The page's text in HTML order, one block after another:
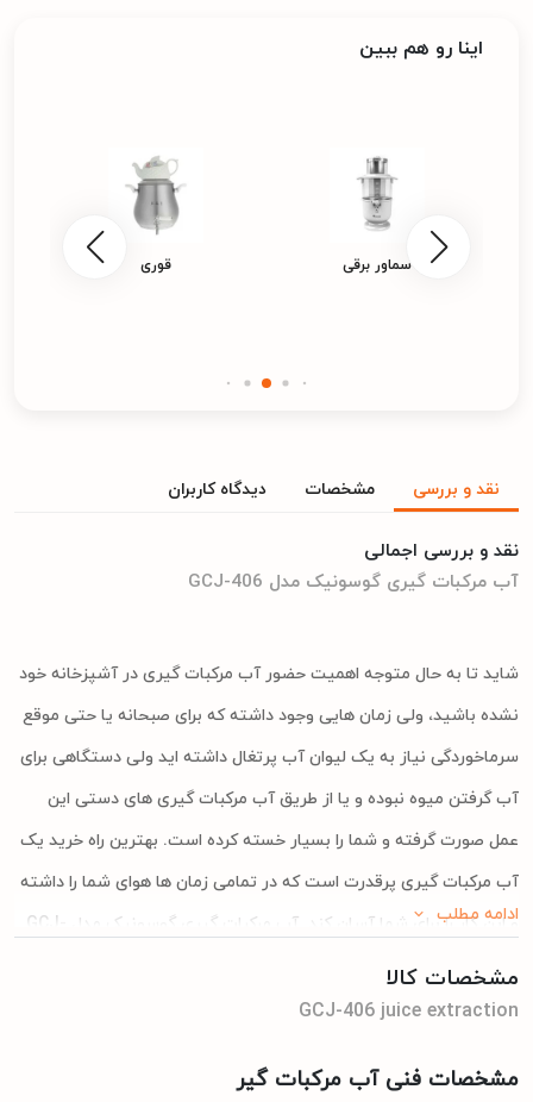
اینا رو هم ببین
سماور برقی قوری
نقد و بررسی مشخصات دیدگاه کاربران
نقد و بررسی اجمالی
آب مرکبات گیری گوسونیک مدل GCJ-406
شاید تا به حال متوجه اهمیت حضور آب مرکبات گیری در آشپزخانه خود
نشده باشید، ولی زمان هایی وجود داشته که برای صبحانه یا حتی موقع
سرماخوردگی نیاز به یک لیوان آب پرتغال داشته اید ولی دستگاهی برای
آب گرفتن میوه نبوده و یا از طریق آب مرکبات گیری های دستی این
عمل صورت گرفته و شما را بسیار خسته کرده است. بهترین راه خرید یک
آب مرکبات گیری پرقدرت است که در تمامی زمان ها هوای شما را داشته
و این کار را برای شما آسان کند. آب مرکبات گیری گوسونیک مدل GCJ-
406 در دسته بهترین آبمیوه گیری های موجود در بازار است که دارای
قدرت بسیار بالایی می باشد و به شما این امکان را می دهد در کمترین
تمامی بخش های تشکیل دهنده اش از پلاستیک مقاوم می باشند و از
ادامه مطلب
مشخصات کالا
GCJ-406 juice extraction
مشخصات فنی آب مرکبات گیر